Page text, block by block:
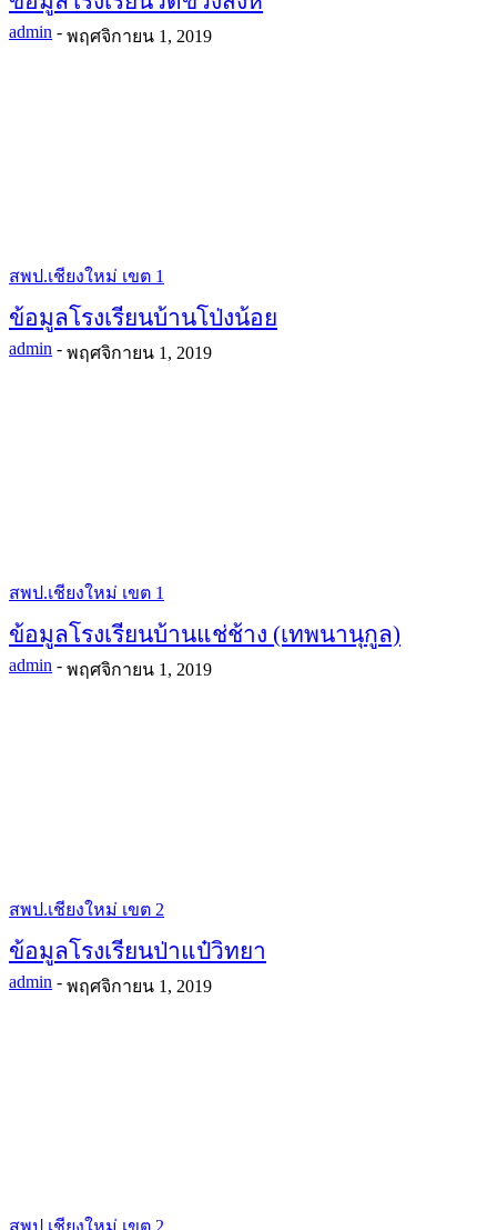
admin - พฤศจิกายน 1, 2019
สพป.เชียงใหม่ เขต 1
ข้อมูลโรงเรียนบ้านโป่งน้อย
admin - พฤศจิกายน 1, 2019
สพป.เชียงใหม่ เขต 1
ข้อมูลโรงเรียนบ้านแช่ช้าง (เทพนานุกูล)
admin - พฤศจิกายน 1, 2019
สพป.เชียงใหม่ เขต 2
ข้อมูลโรงเรียนป่าแป๋วิทยา
admin - พฤศจิกายน 1, 2019
สพป.เชียงใหม่ เขต 2